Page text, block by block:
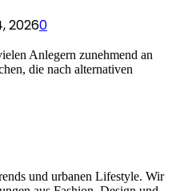
20260
Anlegern zunehmend an
die nach alternativen
und urbanen Lifestyle. Wir